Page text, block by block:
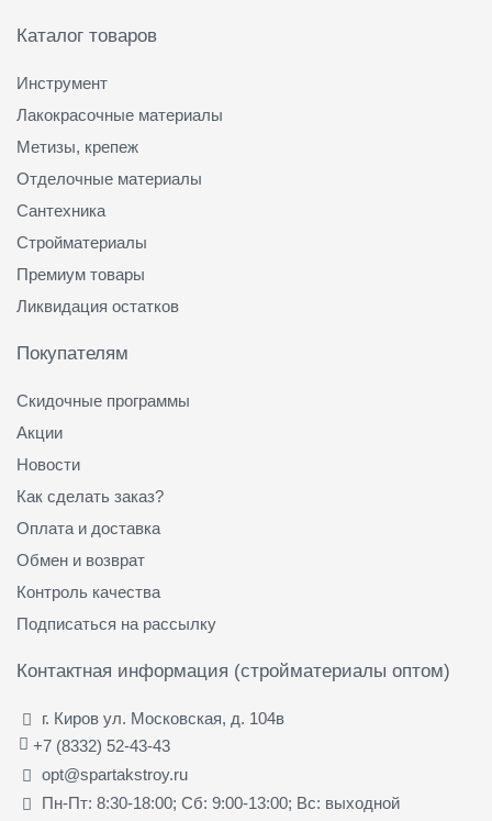
Каталог товаров
Инструмент
Лакокрасочные материалы
Метизы, крепеж
Отделочные материалы
Сантехника
Стройматериалы
Премиум товары
Ликвидация остатков
Покупателям
Скидочные программы
Акции
Новости
Как сделать заказ?
Оплата и доставка
Обмен и возврат
Контроль качества
Подписаться на рассылку
Контактная информация (стройматериалы оптом)
г. Киров ул. Московская, д. 104в
+7 (8332) 52-43-43
opt@spartakstroy.ru
Пн-Пт: 8:30-18:00; Сб: 9:00-13:00; Вс: выходной